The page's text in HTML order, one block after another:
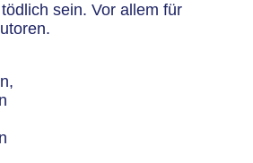
sein. Vor allem für